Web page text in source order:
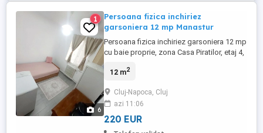
6
1
Persoana fizica inchiriez
garsoniera 12 mp Manastur
Persoana fizica inchiriez garsoniera 12 mp
cu baie proprie, zona Casa Piratilor, etaj 4,
Garsoniera dispune de masina de spalat
cuptor microunde, pat de o persoana,
dulapuri. In zona exista posibilitate de
parcare, ...
12 m2
Cluj-Napoca, Cluj
azi 11:06
220 EUR